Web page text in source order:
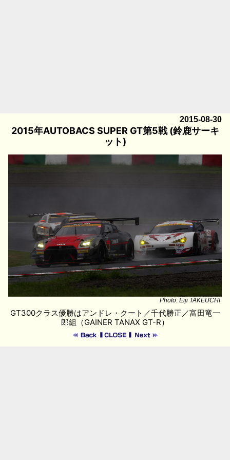
2015-08-30
2015年AUTOBACS SUPER GT第5戦 (鈴鹿サーキ
ット)
Photo: Eiji TAKEUCHI
GT300クラス優勝はアンドレ・クート／千代勝正／富田竜一
郎組（GAINER TANAX GT-R）